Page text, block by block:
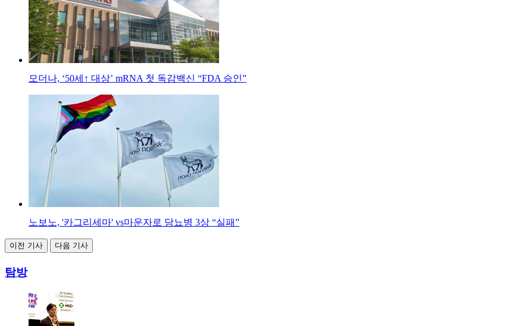
모더나, ‘50세↑ 대상’ mRNA 첫 독감백신 “FDA 승인”
노보노, '카그리세마' vs마운자로 당뇨병 3상 “실패”
이전 기사 다음 기사
탐방